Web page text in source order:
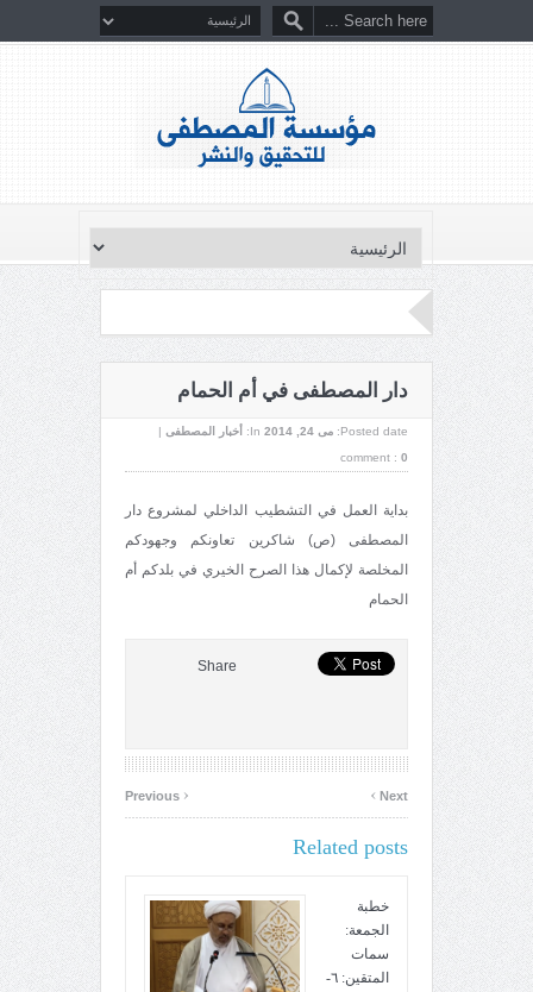
دار المصطفى في أم الحمام
Posted date: می 24, 2014 In: أخبار المصطفى |
comment : 0
بداية العمل في التشطيب الداخلي لمشروع دار
المصطفى (ص) شاكرين تعاونكم وجهودكم
المخلصة لإكمال هذا الصرح الخيري في بلدكم أم
الحمام
Share
‹ Next
›
Related posts
خطبة
الجمعة:
سمات
المتقين: ٦-